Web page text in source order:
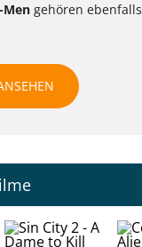
Men gehören ebenfalls